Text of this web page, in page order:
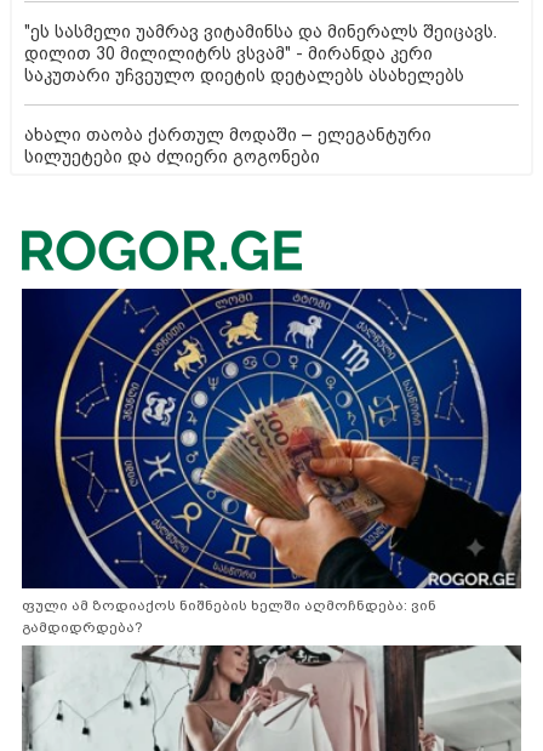
"ეს სასმელი უამრავ ვიტამინსა და მინერალს შეიცავს.
დილით 30 მილილიტრს ვსვამ" - მირანდა კერი
საკუთარი უჩვეულო დიეტის დეტალებს ასახელებს
ახალი თაობა ქართულ მოდაში – ელეგანტური
სილუეტები და ძლიერი გოგონები
ფული ამ ზოდიაქოს ნიშნების ხელში აღმოჩნდება: ვინ
გამდიდრდება?